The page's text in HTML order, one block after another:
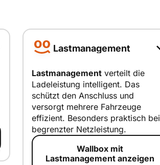
Lastmanagement
Lastmanage
ment
smart erklärt
Lastmanagement verteilt die
Ladeleistung intelligent. Das
schützt den Anschluss und
versorgt mehrere Fahrzeuge
effizient. Besonders praktisch bei
begrenzter Netzleistung.
Wallbox mit
Lastmanagement anzeigen